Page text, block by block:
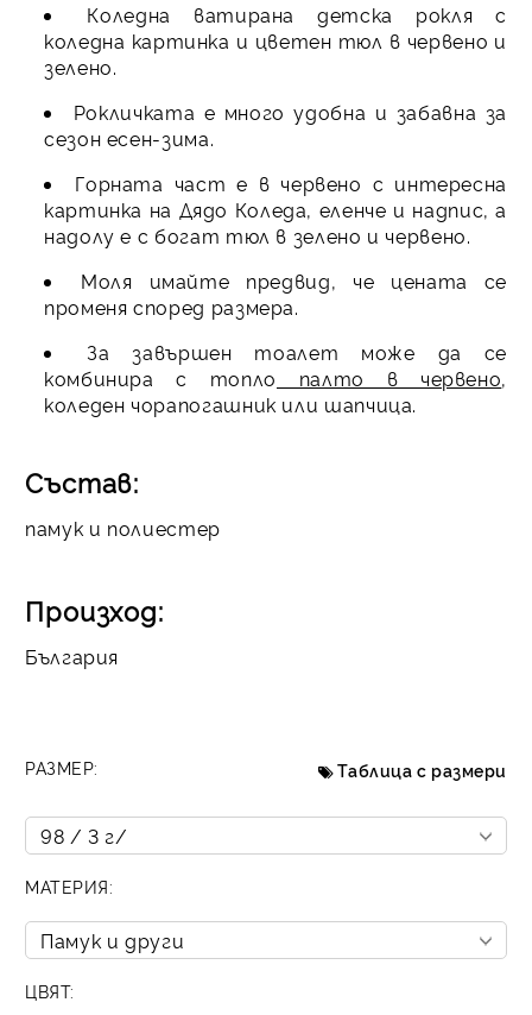
Коледна ватирана детска рокля с
коледна картинка и цветен тюл в червено и
зелено.
Рокличката е много удобна и забавна за
сезон есен-зима.
Горната част е в червено с интересна
картинка на Дядо Коледа, еленче и надпис, а
надолу е с богат тюл в зелено и червено.
Моля имайте предвид, че цената се
променя според размера.
За завършен тоалет може да се
комбинира с топло палто в червено,
коледен чорапогашник или шапчица.
Състав:
памук и полиестер
Произход:
България
РАЗМЕР: Таблица с размери
МАТЕРИЯ:
ЦВЯТ: